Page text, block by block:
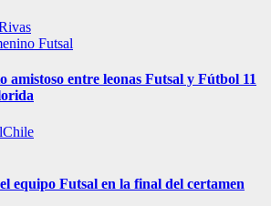
Futsal
amistoso entre leonas Futsal y Fútbol 11
equipo Futsal en la final del certamen